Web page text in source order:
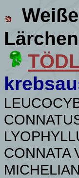
CONNATA